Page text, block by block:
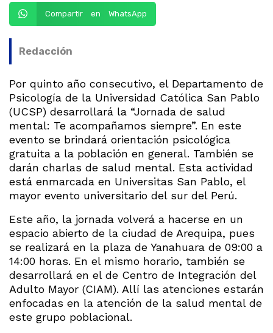
Compartir en WhatsApp
Redacción
Por quinto año consecutivo, el Departamento de
Psicología de la Universidad Católica San Pablo
(UCSP) desarrollará la “Jornada de salud
mental: Te acompañamos siempre”. En este
evento se brindará orientación psicológica
gratuita a la población en general. También se
darán charlas de salud mental. Esta actividad
está enmarcada en Universitas San Pablo, el
mayor evento universitario del sur del Perú.
Este año, la jornada volverá a hacerse en un
espacio abierto de la ciudad de Arequipa, pues
se realizará en la plaza de Yanahuara de 09:00 a
14:00 horas. En el mismo horario, también se
desarrollará en el de Centro de Integración del
Adulto Mayor (CIAM). Allí las atenciones estarán
enfocadas en la atención de la salud mental de
este grupo poblacional.